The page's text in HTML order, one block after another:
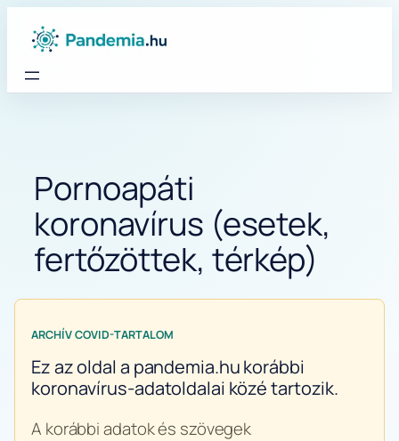
Pornoapáti
koronavírus (esetek,
fertőzöttek, térkép)
ARCHÍV COVID-TARTALOM
Ez az oldal a pandemia.hu korábbi
koronavírus-adatoldalai közé tartozik.
A korábbi adatok és szövegek